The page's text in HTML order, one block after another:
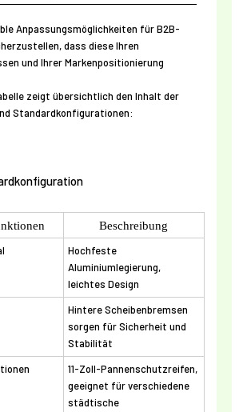
Anpassungsmöglichkeiten für B2B-
dass diese Ihren
und Ihrer Markenpositionierung
zeigt übersichtlich den Inhalt der
Standardkonfigurationen:
Beschreibung
Hochfeste
Aluminiumlegierung,
leichtes Design
Hintere Scheibenbremsen
sorgen für Sicherheit und
Stabilität
11-Zoll-Pannenschutzreifen,
geeignet für verschiedene
städtische